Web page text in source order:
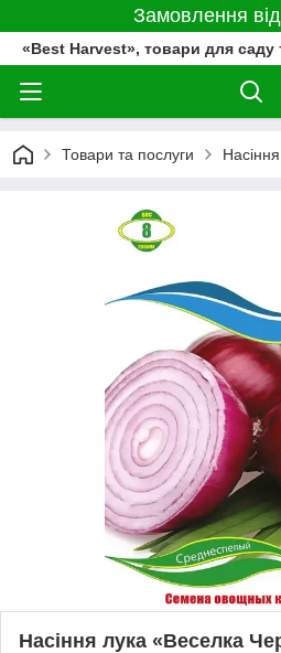
Замовлення
«Best Harvest», товари для саду
Товари та послуги Насіння
Насіння лука «Веселка